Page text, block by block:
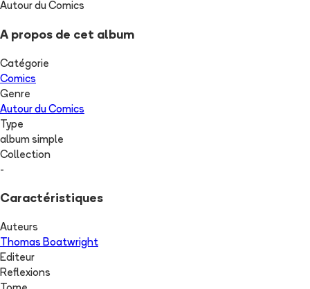
Autour du Comics
A propos de cet album
Catégorie
Comics
Genre
Autour du Comics
Type
album simple
Collection
-
Caractéristiques
Auteurs
Thomas Boatwright
Editeur
Reflexions